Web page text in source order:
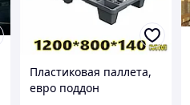
Пластиковая паллета,
евро поддон